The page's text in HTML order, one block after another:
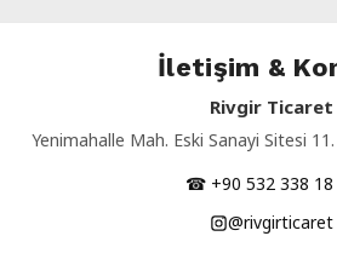
İletişim &
Rivgir Ticaret
Yenimahalle Mah. Eski Sanayi Sitesi
☎ +90 532 338 18
@rivgirticaret